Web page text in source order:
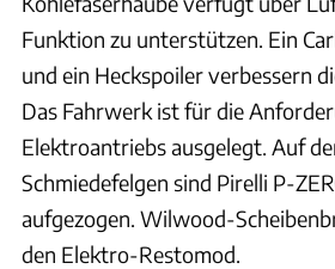
Funktion zu unterstützen. Ein
und ein Heckspoiler verbessern
Das Fahrwerk ist für die
Elektroantriebs ausgelegt. Auf
Schmiedefelgen sind Pirelli P-
aufgezogen. Wilwood-
den Elektro-Restomod.